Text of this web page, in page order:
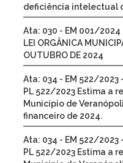
deficiência intelectual
Ata: 030 - EM 001/2024
LEI ORGÂNICA
OUTUBRO DE 2024
Ata: 034 - EM 522/
PL 522/2023 Estima a
Município de
financeiro de 2024.
Ata: 034 - EM 522/
PL 522/2023 Estima a